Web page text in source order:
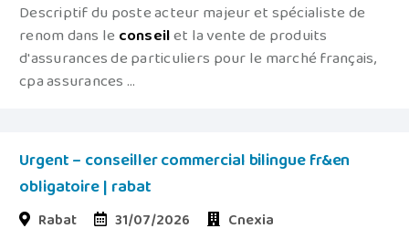
Descriptif du poste acteur majeur et spécialiste de
renom dans le conseilet la vente de produits
d'assurances de particuliers pour le marché français,
cpa assurances ...
Urgent – conseiller commercial bilingue fr&en
obligatoire | rabat
Rabat 31/07/2026 Cnexia